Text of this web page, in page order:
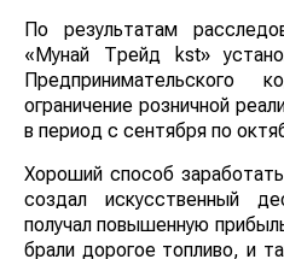
По результатам
«Мунай Трейд kst»
Предпринимательского
ограничение розничной
в период с сентября по
Хороший способ
создал искусственный
получал повышенную
брали дорогое топливо, и